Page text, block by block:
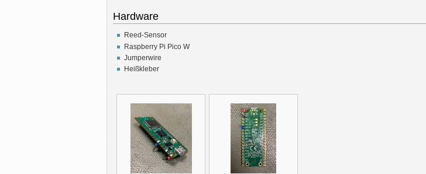
Hardware
Reed-Sensor
Raspberry Pi Pico W
Jumperwire
Heißkleber